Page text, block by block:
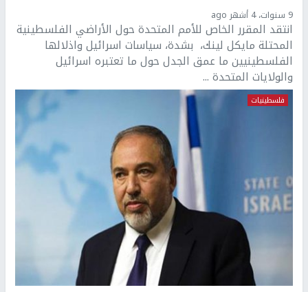
9 سنوات، 4 أشهر ago
انتقد المقرر الخاص للأمم المتحدة حول الأراضي الفلسطينية
المحتلة مايكل لينك، بشدة، سياسات اسرائيل واذلالها
الفلسطينيين ما عمق الجدل حول ما تعتبره اسرائيل
والولايات المتحدة ...
فلسطينيات